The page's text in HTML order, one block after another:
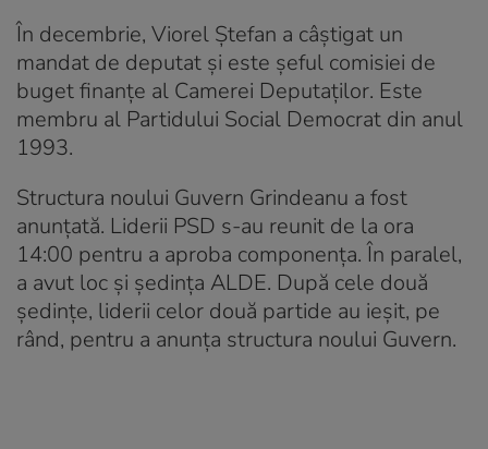
În decembrie, Viorel Ștefan a câștigat un
mandat de deputat și este șeful comisiei de
buget finanțe al Camerei Deputaților. Este
membru al Partidului Social Democrat din anul
1993.
Structura noului Guvern Grindeanu a fost
anunțată. Liderii PSD s-au reunit de la ora
14:00 pentru a aproba componența. În paralel,
a avut loc și ședința ALDE. După cele două
ședințe, liderii celor două partide au ieșit, pe
rând, pentru a anunța structura noului Guvern.